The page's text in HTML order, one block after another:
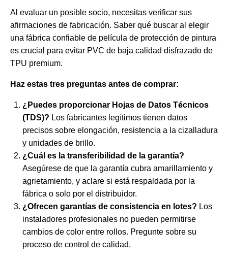
Al evaluar un posible socio, necesitas verificar sus
afirmaciones de fabricación. Saber qué buscar al elegir
una fábrica confiable de película de protección de pintura
es crucial para evitar PVC de baja calidad disfrazado de
TPU premium.
Haz estas tres preguntas antes de comprar:
¿Puedes proporcionar Hojas de Datos Técnicos
(TDS)? Los fabricantes legítimos tienen datos
precisos sobre elongación, resistencia a la cizalladura
y unidades de brillo.
¿Cuál es la transferibilidad de la garantía?
Asegúrese de que la garantía cubra amarillamiento y
agrietamiento, y aclare si está respaldada por la
fábrica o solo por el distribuidor.
¿Ofrecen garantías de consistencia en lotes? Los
instaladores profesionales no pueden permitirse
cambios de color entre rollos. Pregunte sobre su
proceso de control de calidad.